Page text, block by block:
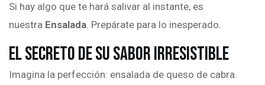
Si hay algo que te hará salivar al instante, es
nuestra Ensalada. Prepárate para lo inesperado.
El Secreto de su Sabor Irresistible
Imagina la perfección: ensalada de queso de cabra.